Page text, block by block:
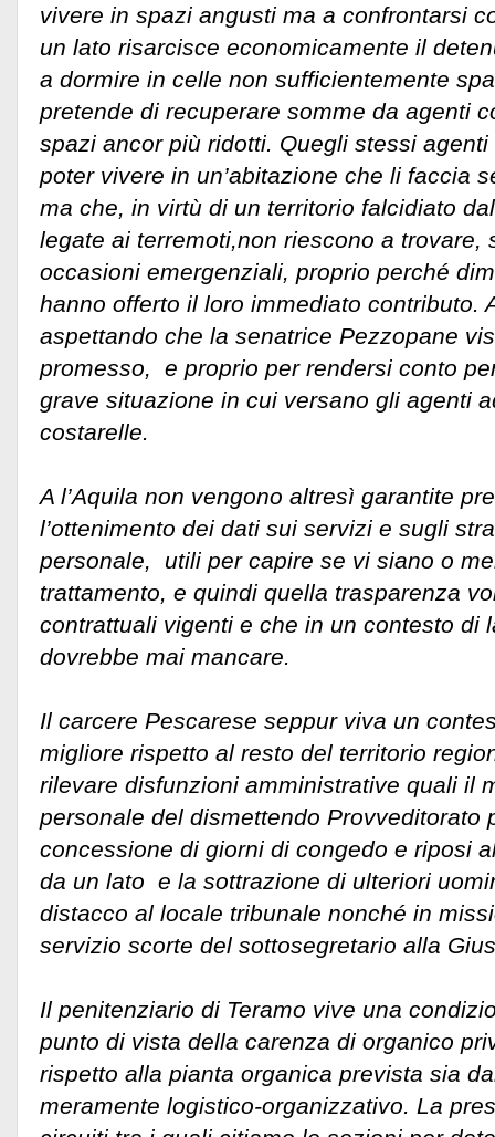
vivere in spazi angusti ma a confrontarsi
un lato risarcisce economicamente il
a dormire in celle non sufficientemente
pretende di recuperare somme da agenti
spazi ancor più ridotti. Quegli stessi
poter vivere in un’abitazione che li faccia
ma che, in virtù di un territorio falcidiato
legate ai terremoti,non riescono a trovare,
occasioni emergenziali, proprio perché
hanno offerto il loro immediato contributo.
aspettando che la senatrice Pezzopane
promesso, e proprio per rendersi conto
grave situazione in cui versano gli agenti
costarelle.
A l’Aquila non vengono altresì garantite
l’ottenimento dei dati sui servizi e sugli
personale, utili per capire se vi siano o
trattamento, e quindi quella trasparenza
contrattuali vigenti e che in un contesto di
dovrebbe mai mancare.
Il carcere Pescarese seppur viva un
migliore rispetto al resto del territorio
rilevare disfunzioni amministrative quali il
personale del dismettendo Provveditorato
concessione di giorni di congedo e riposi
da un lato e la sottrazione di ulteriori
distacco al locale tribunale nonché in
servizio scorte del sottosegretario alla
Il penitenziario di Teramo vive una
punto di vista della carenza di organico
rispetto alla pianta organica prevista sia
meramente logistico-organizzativo. La